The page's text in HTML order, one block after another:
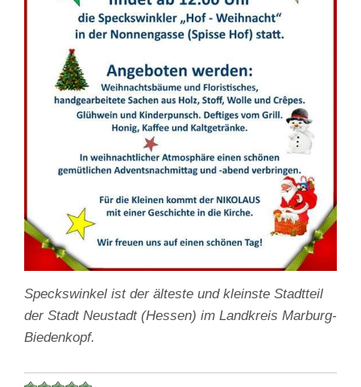
Speckswinkel ist der älteste und kleinste Stadtteil
der Stadt Neustadt (Hessen) im Landkreis Marburg-
Biedenkopf.